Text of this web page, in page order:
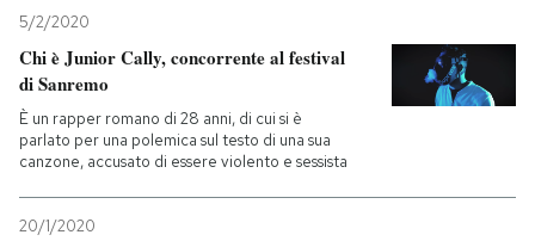
5/2/2020
Chi è Junior Cally, concorrente al festival
di Sanremo
È un rapper romano di 28 anni, di cui si è
parlato per una polemica sul testo di una sua
canzone, accusato di essere violento e sessista
20/1/2020